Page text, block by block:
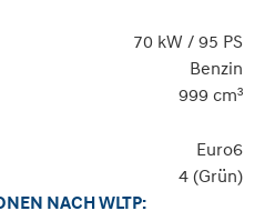
70 kW / 95 PS
Benzin
999 cm³
Euro6
4 (Grün)
NACH WLTP: